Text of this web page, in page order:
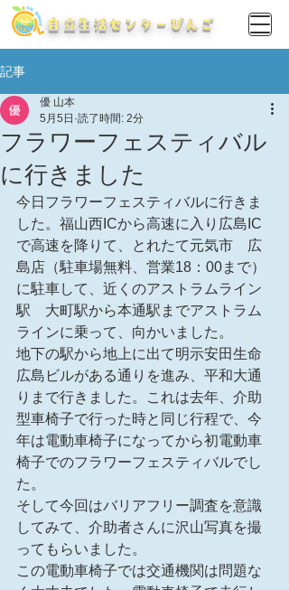
​自立生活センターびんご
記事
フラワーフェスティバル
に行きました
優 山本
5月5日 読了時間: 2分
今日フラワーフェスティバルに行きま
した。福山西ICから高速に入り広島IC
で高速を降りて、とれたて元気市　広
島店（駐車場無料、営業18：00まで）
に駐車して、近くのアストラムライン
駅　大町駅から本通駅までアストラム
ラインに乗って、向かいました。
地下の駅から地上に出て明示安田生命
広島ビルがある通りを進み、平和大通
りまで行きました。これは去年、介助
型車椅子で行った時と同じ行程で、今
年は電動車椅子になってから初電動車
椅子でのフラワーフェスティバルでし
た。
そして今回はバリアフリー調査を意識
してみて、介助者さんに沢山写真を撮
ってもらいました。
この電動車椅子では交通機関は問題な